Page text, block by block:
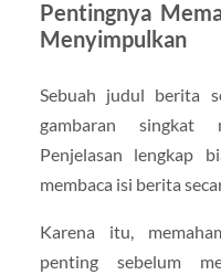
Pentingnya
Menyimpulkan
Sebuah judul berita
gambaran singkat
Penjelasan lengkap
membaca isi berita
Karena itu,
penting sebelum